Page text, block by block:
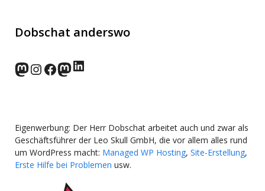
Dobschat anderswo
norden.social
Instagram
Facebook
wp-punks.social
LinkedIn
Eigenwerbung: Der Herr Dobschat arbeitet auch und zwar als
Geschäftsführer der Leo Skull GmbH, die vor allem alles rund
um WordPress macht: Managed WP Hosting, Site-Erstellung,
Erste Hilfe bei Problemen usw.